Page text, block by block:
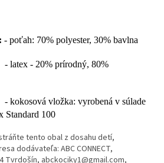
- poťah: 70% polyester, 30% bavlna
prírodný, 80%
vyrobená v súlade
Standard 100
tento obal z dosahu detí,
dodávateľa: ABC CONNECT,
Tvrdošín, abckociky1@gmail.com,